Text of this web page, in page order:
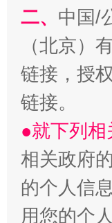
揭开“小
受贿1.44亿
二、 中国/
（北京）
链接，授
链接。
●就下列
相关政府
的个人信
用您的个